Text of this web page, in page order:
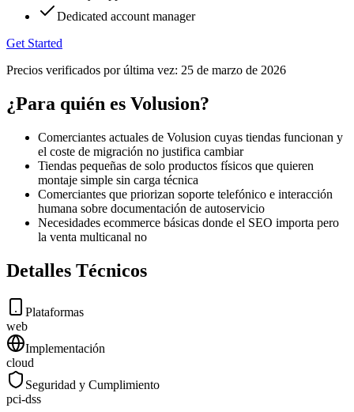
Dedicated account manager
Get Started
Precios verificados por última vez: 25 de marzo de 2026
¿Para quién es Volusion?
Comerciantes actuales de Volusion cuyas tiendas funcionan y
el coste de migración no justifica cambiar
Tiendas pequeñas de solo productos físicos que quieren
montaje simple sin carga técnica
Comerciantes que priorizan soporte telefónico e interacción
humana sobre documentación de autoservicio
Necesidades ecommerce básicas donde el SEO importa pero
la venta multicanal no
Detalles Técnicos
Plataformas
web
Implementación
cloud
Seguridad y Cumplimiento
pci-dss